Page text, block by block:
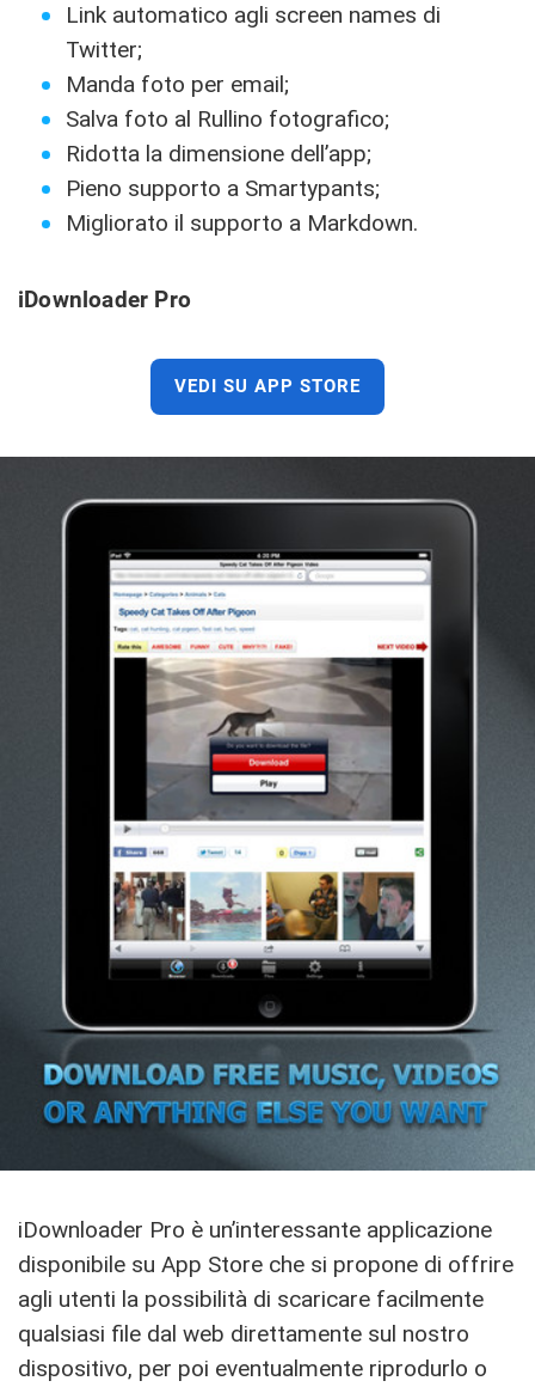
Link automatico agli screen names di
Twitter;
Manda foto per email;
Salva foto al Rullino fotografico;
Ridotta la dimensione dell’app;
Pieno supporto a Smartypants;
Migliorato il supporto a Markdown.
iDownloader Pro
VEDI SU APP STORE
iDownloader Pro è un’interessante applicazione
disponibile su App Store che si propone di offrire
agli utenti la possibilità di scaricare facilmente
qualsiasi file dal web direttamente sul nostro
dispositivo, per poi eventualmente riprodurlo o